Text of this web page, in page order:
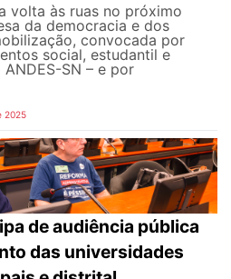
volta às ruas no próximo
da democracia e dos
convocada por
social, estudantil e
SN – e por
2025
de audiência pública
das universidades